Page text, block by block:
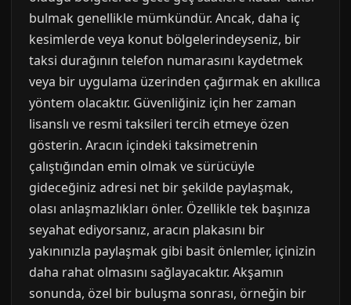
bulmak genellikle mümkündür. Ancak, daha iç
kesimlerde veya konut bölgelerindeyseniz, bir
taksi durağının telefon numarasını kaydetmek
veya bir uygulama üzerinden çağırmak en akıllıca
yöntem olacaktır. Güvenliğiniz için her zaman
lisanslı ve resmi taksileri tercih etmeye özen
gösterin. Aracın içindeki taksimetrenin
çalıştığından emin olmak ve sürücüyle
gideceğiniz adresi net bir şekilde paylaşmak,
olası anlaşmazlıkları önler. Özellikle tek başınıza
seyahat ediyorsanız, aracın plakasını bir
yakınınızla paylaşmak gibi basit önlemler, içinizin
daha rahat olmasını sağlayacaktır. Akşamın
sonunda, özel bir buluşma sonrası, örneğin bir